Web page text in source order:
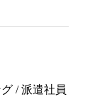
/ 派遣社員